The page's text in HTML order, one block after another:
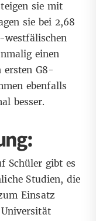
sie mit
sie bei 2,68
westfälischen
einen
ersten G8-
ebenfalls
besser.
Schüler gibt es
Studien, die
Einsatz